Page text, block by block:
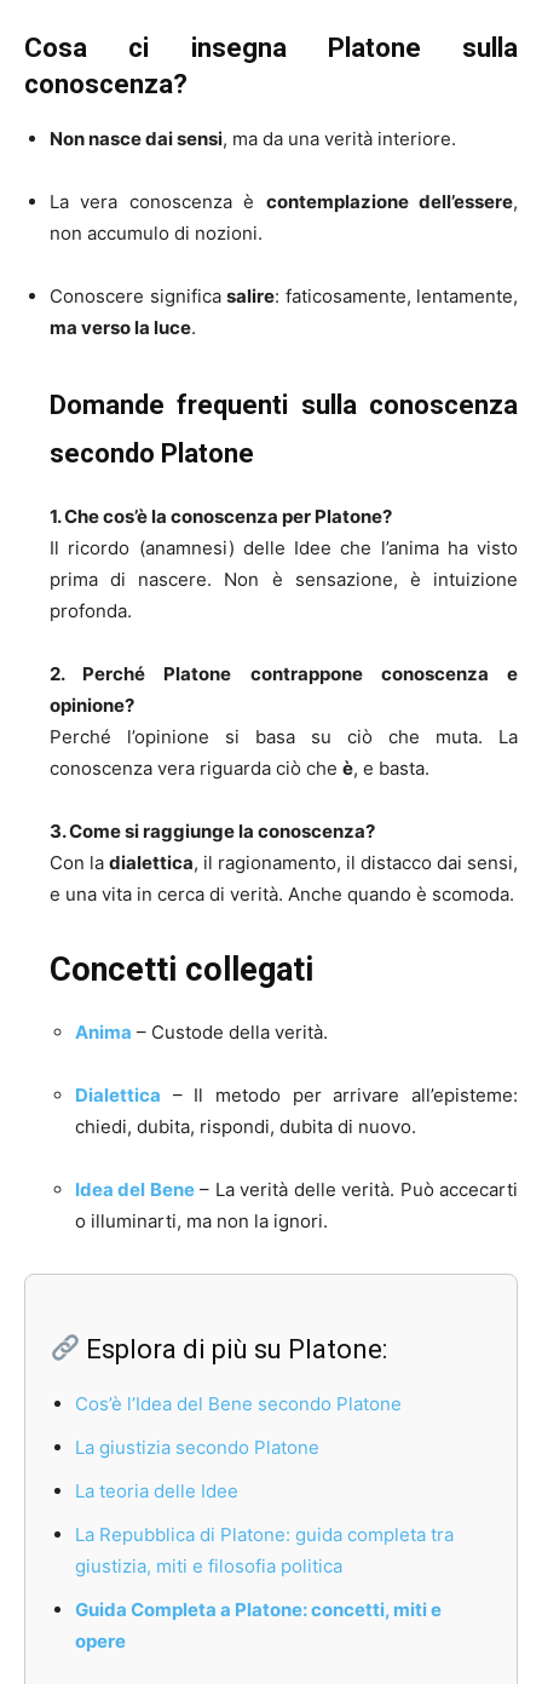
Cosa ci insegna Platone sulla
conoscenza?
Non nasce dai sensi, ma da una verità interiore.
La vera conoscenza è contemplazione dell’essere,
non accumulo di nozioni.
Conoscere significa salire: faticosamente, lentamente,
ma verso la luce.
Domande frequenti sulla conoscenza
secondo Platone
1. Che cos’è la conoscenza per Platone?
Il ricordo (anamnesi) delle Idee che l’anima ha visto
prima di nascere. Non è sensazione, è intuizione
profonda.
2. Perché Platone contrappone conoscenza e
opinione?
Perché l’opinione si basa su ciò che muta. La
conoscenza vera riguarda ciò che è, e basta.
3. Come si raggiunge la conoscenza?
Con la dialettica, il ragionamento, il distacco dai sensi,
e una vita in cerca di verità. Anche quando è scomoda.
Concetti collegati
Anima – Custode della verità.
Dialettica – Il metodo per arrivare all’episteme:
chiedi, dubita, rispondi, dubita di nuovo.
Idea del Bene – La verità delle verità. Può accecarti
o illuminarti, ma non la ignori.
Esplora di più su Platone:
Cos’è l’Idea del Bene secondo Platone
La giustizia secondo Platone
La teoria delle Idee
La Repubblica di Platone: guida completa tra
giustizia, miti e filosofia politica
Guida Completa a Platone: concetti, miti e
opere